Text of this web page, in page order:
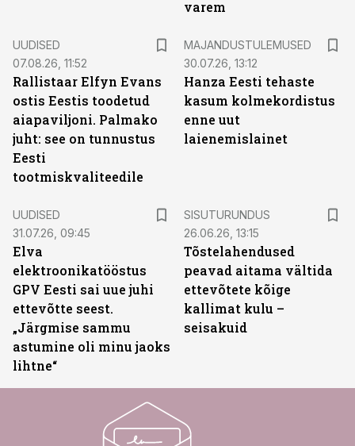
varem
UUDISED
07.08.26, 11:52
Rallistaar Elfyn Evans
ostis Eestis toodetud
aiapaviljoni. Palmako
juht: see on tunnustus
Eesti
tootmiskvaliteedile
MAJANDUSTULEMUSED
30.07.26, 13:12
Hanza Eesti tehaste
kasum kolmekordistus
enne uut
laienemislainet
UUDISED
31.07.26, 09:45
Elva
elektroonikatööstus
GPV Eesti sai uue juhi
ettevõtte seest.
„Järgmise sammu
astumine oli minu jaoks
lihtne“
SISUTURUNDUS
26.06.26, 13:15
Tõstelahendused
peavad aitama vältida
ettevõtete kõige
kallimat kulu –
seisakuid